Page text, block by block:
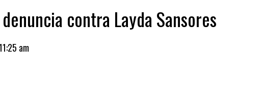
contra Layda Sansores
am